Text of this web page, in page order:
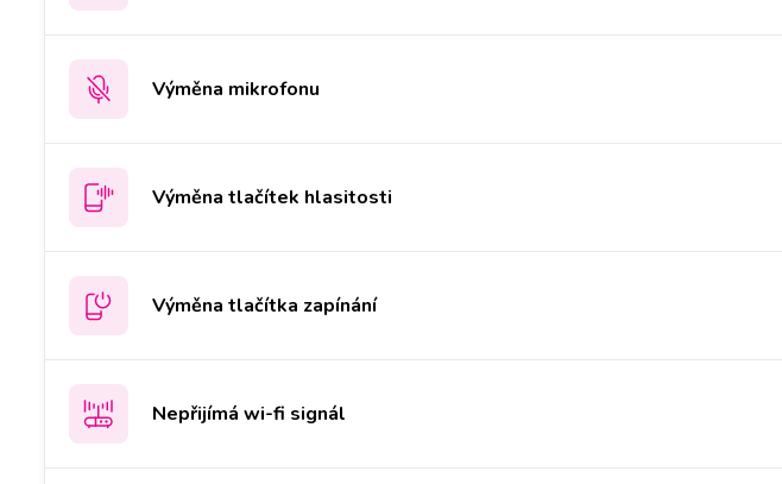
Výměna mikrofonu
Výměna tlačítek hlasitosti
Výměna tlačítka zapínání
Nepřijímá wi-fi signál